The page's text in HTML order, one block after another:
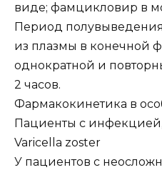
виде; фамцикловир в
Период
из плазмы в конечной
однократной и
2 часов.
Фармакокинетика в
Пациенты с
Varicella zoster
У пациентов с